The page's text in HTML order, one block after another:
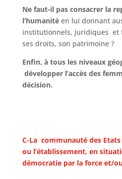
Ne faut-il pas consacrer la
l’humanitéen lui donnant
institutionnels, juridiques et
ses droits, son patrimoine ?
Enfin, à tous les niveaux
développer l’accès des
décision.
C-La communauté des
ou l’établissement, en
démocratie par la force et/